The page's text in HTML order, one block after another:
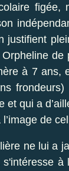
figée,
justifient
à 7 ans,
qui a
de
ne lui a